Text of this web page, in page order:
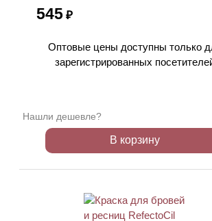
545 ₽
Оптовые цены доступны только
зарегистрированных
Нашли дешевле?
В корзину